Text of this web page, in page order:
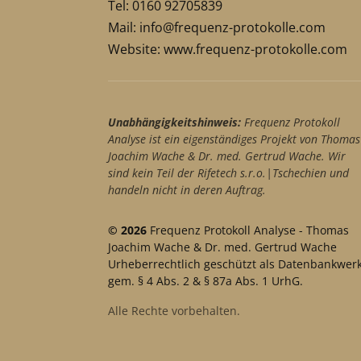
Tel: 0160 92705839
Mail: info@frequenz-protokolle.com
Website:www.frequenz-protokolle.com
Unabhängigkeitshinweis: Frequenz Protokoll
Analyse ist ein eigenständiges Projekt von Thomas
Joachim Wache & Dr. med. Gertrud Wache. Wir
sind kein Teil der Rifetech s.r.o.|Tschechien und
handeln nicht in deren Auftrag.
© 2026 Frequenz Protokoll Analyse - Thomas
Joachim Wache & Dr. med. Gertrud Wache
Urheberrechtlich geschützt als
gem. § 4 Abs. 2 & § 87a Abs. 1 UrhG.
Alle Rechte vorbehalten.